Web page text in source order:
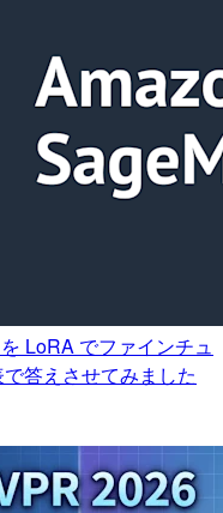
LoRA でファインチュ
答えさせてみました